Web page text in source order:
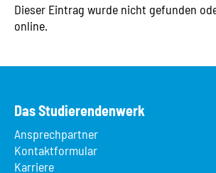
Dieser Eintrag wurde nicht gefunden
online.
Das Studierendenwerk
Ansprechpartner
Kontaktformular
Karriere